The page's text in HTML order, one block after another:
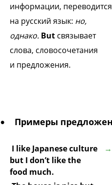
информации, переводится
на русский язык: но,
однако. But связывает
слова, словосочетания
и предложения.
Примеры
I like Japanese culture
but I don’t like the
food much.